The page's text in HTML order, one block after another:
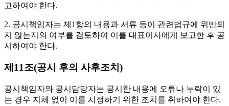
고하여야 한다.
2. 공시책임자는 제1항의 내용과 서류 등이 관련법규에 위반되
지 않는지의 여부를 검토하여 이를 대표이사에게 보고한 후 공
시하여야 한다.
제11조(공시 후의 사후조치)
공시책임자와 공시담당자는 공시한 내용에 오류나 누락이 있
는 경우 지체 없이 이를 시정하기 위한 조치를 취하여야 한다.